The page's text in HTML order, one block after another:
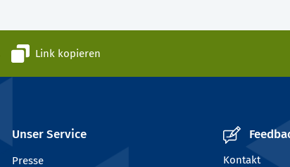
Link kopieren
Unser Service
Presse Kontakt